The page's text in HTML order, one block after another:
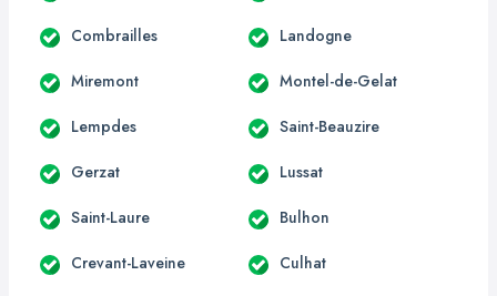
Combrailles Landogne
Miremont Montel-de-Gelat
Lempdes Saint-Beauzire
Gerzat Lussat
Saint-Laure Bulhon
Crevant-Laveine Culhat